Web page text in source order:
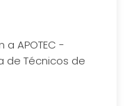
APOTEC -
de Técnicos de